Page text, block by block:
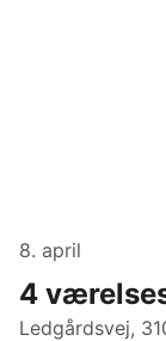
8. april
4
Ledgårdsvej,